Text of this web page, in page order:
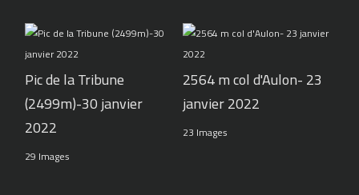
Pic de la Tribune
(2499m)-30 janvier
2022
29 Images
2564 m col d'Aulon- 23
janvier 2022
23 Images